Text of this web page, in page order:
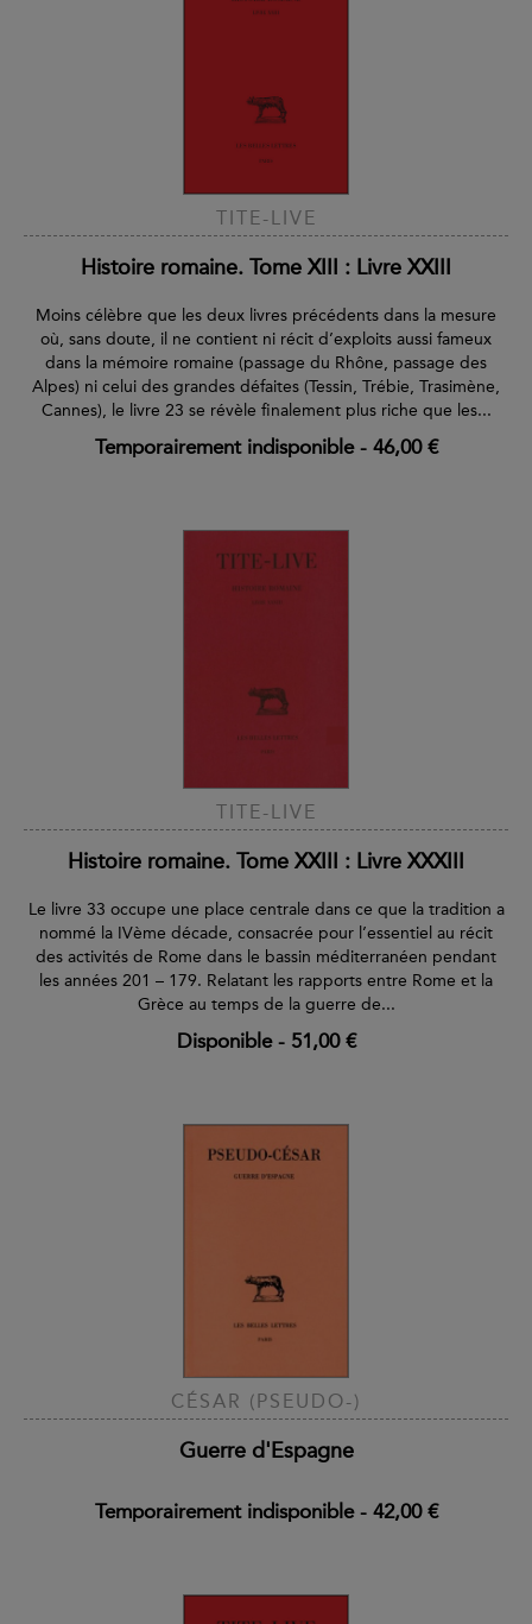
TITE-LIVE
Histoire romaine. Tome XIII : Livre XXIII
Moins célèbre que les deux livres précédents dans la mesure
où, sans doute, il ne contient ni récit d’exploits aussi fameux
dans la mémoire romaine (passage du Rhône, passage des
Alpes) ni celui des grandes défaites (Tessin, Trébie, Trasimène,
Cannes), le livre 23 se révèle finalement plus riche que les...
Temporairement indisponible- 46,00 €
TITE-LIVE
Histoire romaine. Tome XXIII : Livre XXXIII
Le livre 33 occupe une place centrale dans ce que la tradition a
nommé la IVème décade, consacrée pour l’essentiel au récit
des activités de Rome dans le bassin méditerranéen pendant
les années 201 – 179. Relatant les rapports entre Rome et la
Grèce au temps de la guerre de...
Disponible- 51,00 €
CÉSAR (PSEUDO-)
Guerre d'Espagne
Temporairement indisponible- 42,00 €